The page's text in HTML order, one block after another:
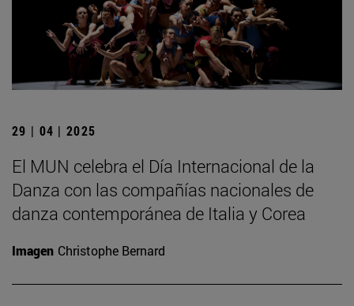
29 | 04 | 2025
El MUN celebra el Día Internacional de la
Danza con las compañías nacionales de
danza contemporánea de Italia y Corea
Imagen Christophe Bernard